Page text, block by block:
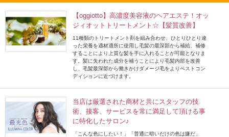
【oggiotto】高濃度美容液のヘアエステ！オッ
ジィオットトリートメント☆【髪質改善】
11種類のトリートメント剤を組み合わせ、ひとりひとり違
った栄養を適材適所に使用し毛髪の最深部から補給、補修
することにより上質な髪を手に入れることが可能となりま
す。髪に失われた成分を補うことにより毛髪内部を改善
し、毛髪最深部から働きかけダメージ毛をよりベストコン
ディションに近づけます。
当店は厳選された商材と共にスタッフの技
術、接客、サービスを常に満足して頂ける事
に特化したサロン♪
「こんな色にしたい！」「普通に暗いだけの色は嫌だ」